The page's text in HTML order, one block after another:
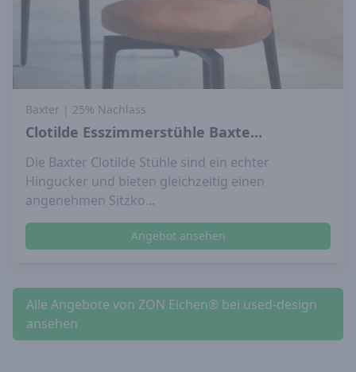
Baxter | 25% Nachlass
Clotilde Esszimmerstühle Baxte...
Die Baxter Clotilde Stühle sind ein echter
Hingucker und bieten gleichzeitig einen
angenehmen Sitzko...
Angebot ansehen
Alle Angebote von ZON Eichen® bei used-design
ansehen